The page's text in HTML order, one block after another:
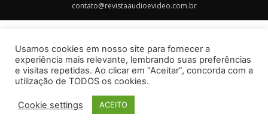
contato@revistaaudioevideo.com.br
Usamos cookies em nosso site para fornecer a
experiência mais relevante, lembrando suas preferências
e visitas repetidas. Ao clicar em “Aceitar”, concorda com a
utilização de TODOS os cookies.
Cookie settings ACEITO